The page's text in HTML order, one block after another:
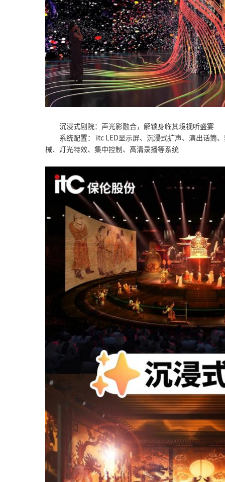
沉浸式剧院：声光影融合，解锁身临其境视听盛宴
系统配置： itc LED显示屏、沉浸式扩声、演出话筒
械、灯光特效、集中控制、高清录播等系统